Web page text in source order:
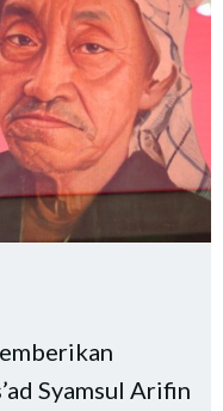
Syamsul Arifin